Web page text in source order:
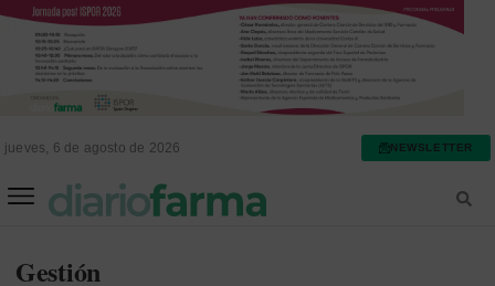
jueves, 6 de agosto de 2026 NEWSLETTER
Gestión